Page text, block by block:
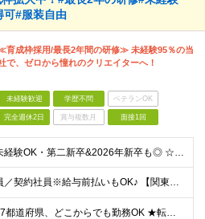
可#服装自由
育成枠採用/最長2年間の研修≫ 未経験95％の当
で、ゼロから憧れのクリエイターへ！
未経験歓迎 学歴不問 ベテランOK
完全週休2日 賞与複数月 面接1回
☆完全未経験OK・第二新卒&2026年新卒も◎ ☆社員の7割が20代 ☆経歴・ブランク不問 ※学歴不問 …━━━━━━━━━━ 未経験スタート前提のポテンシャル採用です。 毎月全国で複数人を採用して
◆正社員／契約社員※給与前払いもOK♪ 【関東（一都三県）】 月給25万円～ ※固定残業代（月20時間分／月3万2383円）を含む。超過分は別途支給。 ※試用期間中の給与は月給22万円～ 【関東（北
★全国47都道府県、どこからでも勤務OK ★転勤なし！腰を据えて活躍◎ ★マイカー通勤OK（拠点による） ★業務に慣れたら、ゆくゆくはリモート併用やフルリモートも可能 全国のお客様先にて勤務していた